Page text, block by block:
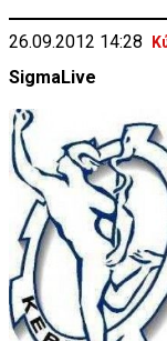
26.09.2012 14:28
SigmaLive